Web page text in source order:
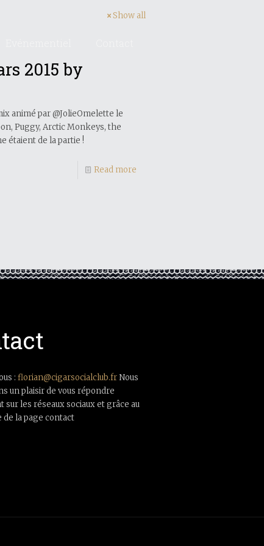
Show all
2015 by
animé par @JolieOmelette le
Puggy, Arctic Monkeys, the
étaient de la partie !
Read more
:florian@cigarsocialclub.frNous
un plaisir de vous répondre
sur les réseaux sociaux et grâce au
de la page contact